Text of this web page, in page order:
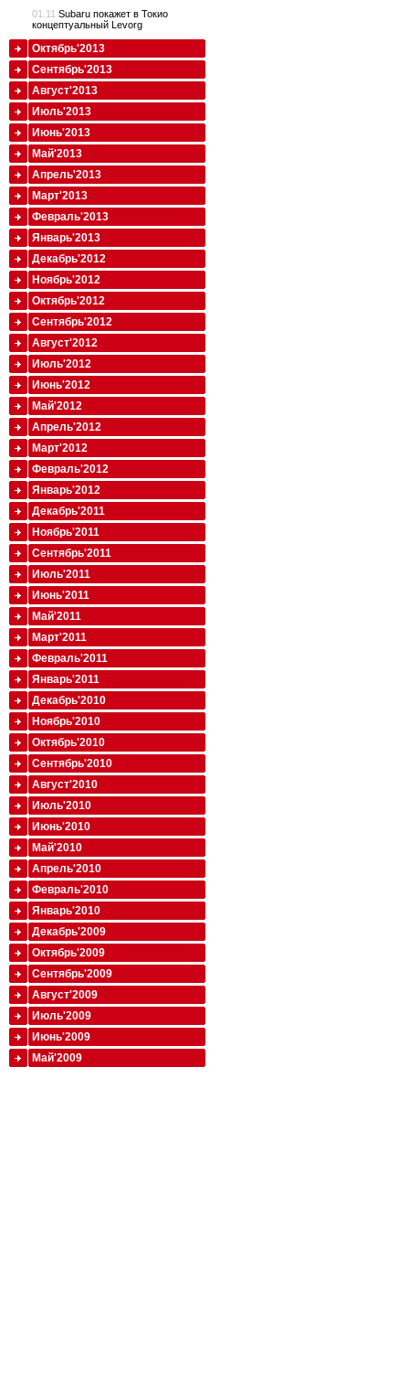
01.11 Subaru покажет в Токио
концептуальный Levorg
Октябрь'2013
Сентябрь'2013
Август'2013
Июль'2013
Июнь'2013
Май'2013
Апрель'2013
Март'2013
Февраль'2013
Январь'2013
Декабрь'2012
Ноябрь'2012
Октябрь'2012
Сентябрь'2012
Август'2012
Июль'2012
Июнь'2012
Май'2012
Апрель'2012
Март'2012
Февраль'2012
Январь'2012
Декабрь'2011
Ноябрь'2011
Сентябрь'2011
Июль'2011
Июнь'2011
Май'2011
Март'2011
Февраль'2011
Январь'2011
Декабрь'2010
Ноябрь'2010
Октябрь'2010
Сентябрь'2010
Август'2010
Июль'2010
Июнь'2010
Май'2010
Апрель'2010
Февраль'2010
Январь'2010
Декабрь'2009
Октябрь'2009
Сентябрь'2009
Август'2009
Июль'2009
Июнь'2009
Май'2009